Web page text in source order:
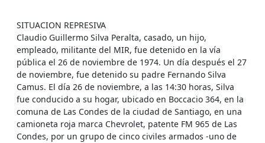
SITUACION REPRESIVA
Claudio Guillermo Silva Peralta, casado, un hijo,
empleado, militante del MIR, fue detenido en la vía
pública el 26 de noviembre de 1974. Un día después el 27
de noviembre, fue detenido su padre Fernando Silva
Camus. El día 26 de noviembre, a las 14:30 horas, Silva
fue conducido a su hogar, ubicado en Boccacio 364, en la
comuna de Las Condes de la ciudad de Santiago, en una
camioneta roja marca Chevrolet, patente FM 965 de Las
Condes, por un grupo de cinco civiles armados -uno de